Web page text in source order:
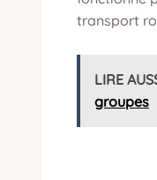
transport
LIRE
groupes